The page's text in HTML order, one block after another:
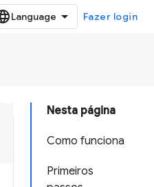
Fazer login
Nesta página
Como funciona
Primeiros